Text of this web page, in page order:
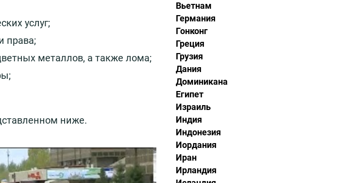
услуг;
права;
металлов, а также лома;
ниже.
Вьетнам
Германия
Гонконг
Греция
Грузия
Дания
Доминикана
Египет
Израиль
Индия
Индонезия
Иордания
Иран
Ирландия